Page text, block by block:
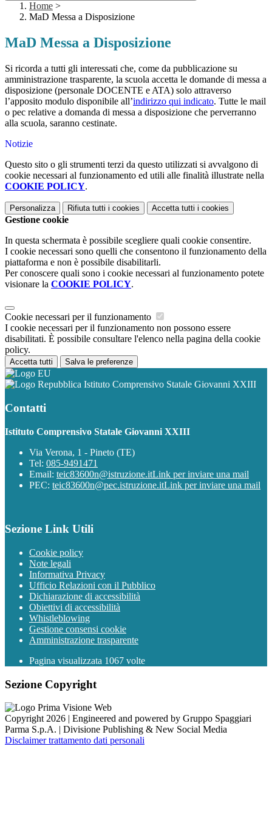
Home >
MaD Messa a Disposizione
MaD Messa a Disposizione
Si ricorda a tutti gli interessati che, come da pubblicazione su
amministrazione trasparente, la scuola accetta le domande di messa a
disposizione (personale DOCENTE e ATA) solo attraverso
l’apposito modulo disponibile all’indirizzo qui indicato. Tutte le mail
o pec relative a domanda di messa a disposizione che perverranno
alla scuola, saranno cestinate.
Notizie
Questo sito o gli strumenti terzi da questo utilizzati si avvalgono di
cookie necessari al funzionamento ed utili alle finalità illustrate nella
COOKIE POLICY.
Personalizza Rifiuta tutti i cookies Accetta tutti i cookies
Gestione cookie
In questa schermata è possibile scegliere quali cookie consentire.
I cookie necessari sono quelli che consentono il funzionamento della
piattaforma e non è possibile disabilitarli.
Per conoscere quali sono i cookie necessari al funzionamento potete
visionare la COOKIE POLICY.
Cookie necessari per il funzionamento
I cookie necessari per il funzionamento non possono essere
disabilitati. È possibile consultare l'elenco nella pagina della cookie
policy.
Accetta tutti Salva le preferenze
Istituto Comprensivo Statale Giovanni XXIII
Contatti
Istituto Comprensivo Statale Giovanni XXIII
Via Verona, 1 - Pineto (TE)
Tel: 085-9491471
Email: teic83600n@istruzione.itLink per inviare una mail
PEC: teic83600n@pec.istruzione.itLink per inviare una mail
Sezione Link Utili
Cookie policy
Note legali
Informativa Privacy
Ufficio Relazioni con il Pubblico
Dichiarazione di accessibilità
Obiettivi di accessibilità
Whistleblowing
Gestione consensi cookie
Amministrazione trasparente
Pagina visualizzata 1067 volte
Sezione Copyright
Copyright 2026 | Engineered and powered by Gruppo Spaggiari
Parma S.p.A. | Divisione Publishing & New Social Media
Disclaimer trattamento dati personali